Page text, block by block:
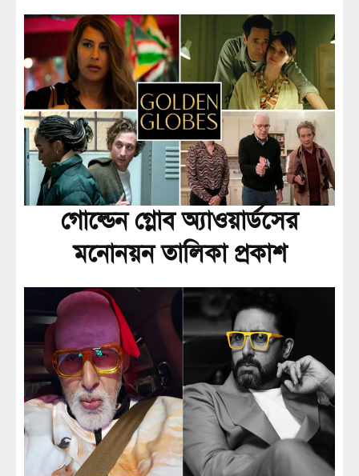
গোল্ডেন গ্লোব অ্যাওয়ার্ডসের
মনোনয়ন তালিকা প্রকাশ